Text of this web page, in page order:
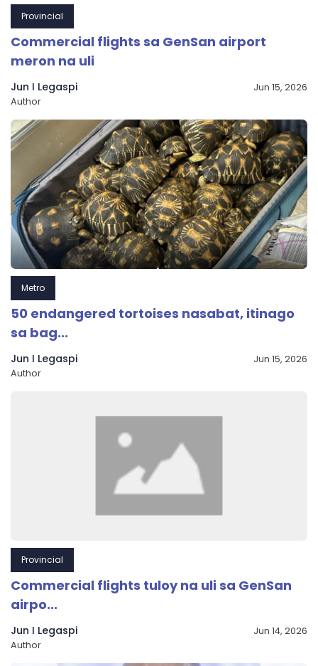
Provincial
Commercial flights sa GenSan airport
meron na uli
Jun I Legaspi
Author
Jun 15, 2026
Metro
50 endangered tortoises nasabat, itinago
sa bag...
Jun I Legaspi
Author
Jun 15, 2026
Provincial
Commercial flights tuloy na uli sa GenSan
airpo...
Jun I Legaspi
Author
Jun 14, 2026